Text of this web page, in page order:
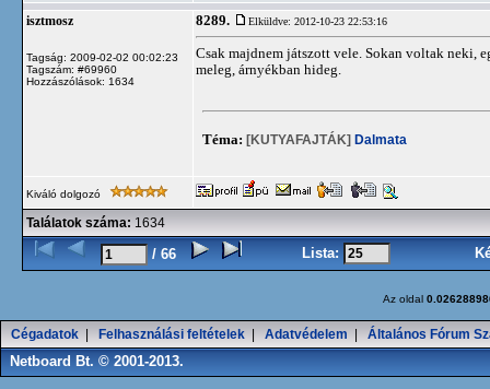
isztmosz
Tagság: 2009-02-02 00:02:23
Tagszám: #69960
Hozzászólások: 1634
8289. Elküldve: 2012-10-23 22:53:16
Csak majdnem játszott vele. Sokan voltak neki,
meleg, árnyékban hideg.
Téma: [KUTYAFAJTÁK] Dalmata
Kiváló dolgozó
Találatok száma: 1634
/ 66 Lista:
Az oldal
Cégadatok Felhasználási feltételek Adatvédelem Általános Fórum
Netboard Bt. © 2001-2013.